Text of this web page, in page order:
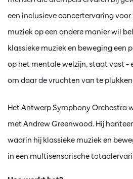
een inclusieve concertervaring voor
muziek op een andere manier wil
klassieke muziek en beweging een
op het mentale welzijn, staat vast –
om daar de vruchten van te
Het Antwerp Symphony Orchestra
met Andrew Greenwood. Hij
waarin hij klassieke muziek en
in een multisensorische